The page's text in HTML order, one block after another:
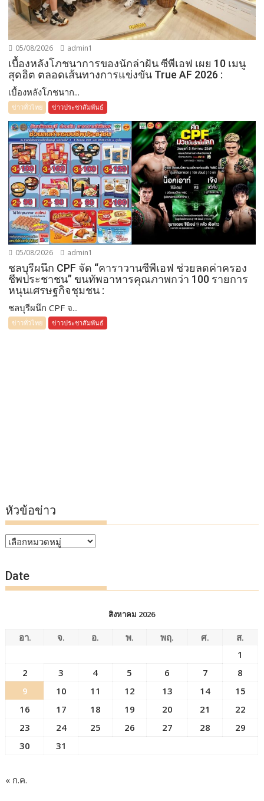
05/08/2026 admin1
เบื้องหลังโภชนาการของนักล่าฝัน ซีพีเอฟ เผย 10 เมนู
สุดฮิต ตลอดเส้นทางการแข่งขัน True AF 2026 :
เบื้องหลังโภชนาก...
ข่าวทั่วไทย ข่าวประชาสัมพันธ์
05/08/2026 admin1
ชลบุรีผนึก CPF จัด “คาราวานซีพีเอฟ ช่วยลดค่าครอง
ชีพประชาชน” ขนทัพอาหารคุณภาพกว่า 100 รายการ
หนุนเศรษฐกิจชุมชน :
ชลบุรีผนึก CPF จ...
ข่าวทั่วไทย ข่าวประชาสัมพันธ์
หัวข้อข่าว
หัวข้อ
Date
สิงหาคม 2026
อา. จ. อ. พ. พฤ. ศ.
ส.
1
2
3 4 5 6 7
8
9
10 11 12 13 14
15
16
17 18 19 20 21
22
23
24 25 26 27 28
29
30
31
« ก.ค.